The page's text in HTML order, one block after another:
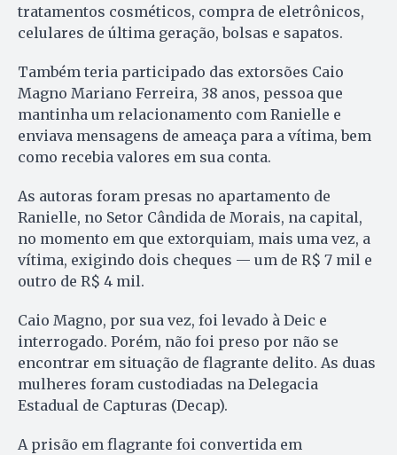
tratamentos cosméticos, compra de eletrônicos,
celulares de última geração, bolsas e sapatos.
Também teria participado das extorsões Caio
Magno Mariano Ferreira, 38 anos, pessoa que
mantinha um relacionamento com Ranielle e
enviava mensagens de ameaça para a vítima, bem
como recebia valores em sua conta.
As autoras foram presas no apartamento de
Ranielle, no Setor Cândida de Morais, na capital,
no momento em que extorquiam, mais uma vez, a
vítima, exigindo dois cheques — um de R$ 7 mil e
outro de R$ 4 mil.
Caio Magno, por sua vez, foi levado à Deic e
interrogado. Porém, não foi preso por não se
encontrar em situação de flagrante delito. As duas
mulheres foram custodiadas na Delegacia
Estadual de Capturas (Decap).
A prisão em flagrante foi convertida em